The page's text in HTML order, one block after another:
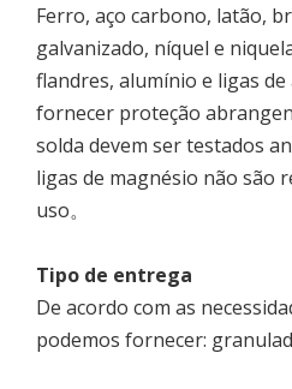
Ferro, aço carbono, latão,
galvanizado, níquel e
flandres, alumínio e ligas
fornecer proteção
solda devem ser testados
ligas de magnésio não são
uso。
Tipo de entrega
De acordo com as
podemos fornecer: